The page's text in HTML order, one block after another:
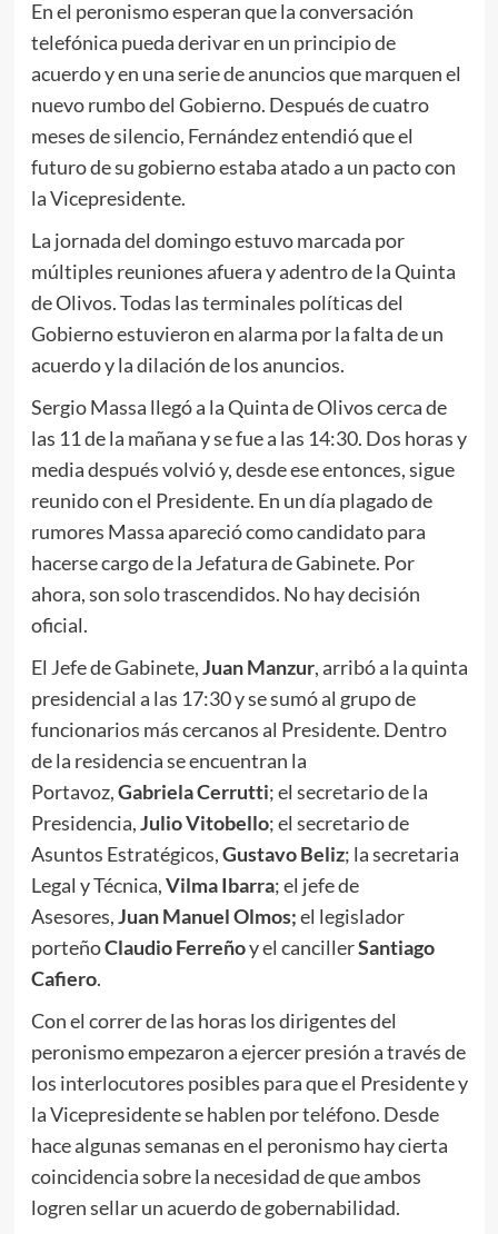
En el peronismo esperan que la conversación
telefónica pueda derivar en un principio de
acuerdo y en una serie de anuncios que marquen el
nuevo rumbo del Gobierno. Después de cuatro
meses de silencio, Fernández entendió que el
futuro de su gobierno estaba atado a un pacto con
la Vicepresidente.
La jornada del domingo estuvo marcada por
múltiples reuniones afuera y adentro de la Quinta
de Olivos. Todas las terminales políticas del
Gobierno estuvieron en alarma por la falta de un
acuerdo y la dilación de los anuncios.
Sergio Massa llegó a la Quinta de Olivos cerca de
las 11 de la mañana y se fue a las 14:30. Dos horas y
media después volvió y, desde ese entonces, sigue
reunido con el Presidente. En un día plagado de
rumores Massa apareció como candidato para
hacerse cargo de la Jefatura de Gabinete. Por
ahora, son solo trascendidos. No hay decisión
oficial.
El Jefe de Gabinete,Juan Manzur, arribó a la quinta
presidencial a las 17:30 y se sumó al grupo de
funcionarios más cercanos al Presidente. Dentro
de la residencia se encuentran la
Portavoz,Gabriela Cerrutti; el secretario de la
Presidencia,Julio Vitobello; el secretario de
Asuntos Estratégicos,Gustavo Beliz; la secretaria
Legal y Técnica,Vilma Ibarra; el jefe de
Asesores,Juan Manuel Olmos;el legislador
porteñoClaudio Ferreñoy el cancillerSantiago
Cafiero.
Con el correr de las horas los dirigentes del
peronismo empezaron a ejercer presión a través de
los interlocutores posibles para que el Presidente y
la Vicepresidente se hablen por teléfono. Desde
hace algunas semanas en el peronismo hay cierta
coincidencia sobre la necesidad de que ambos
logren sellar un acuerdo de gobernabilidad.